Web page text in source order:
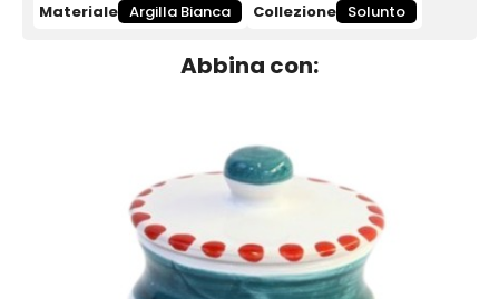
Materiale Argilla Bianca Collezione Solunto
Abbina con: